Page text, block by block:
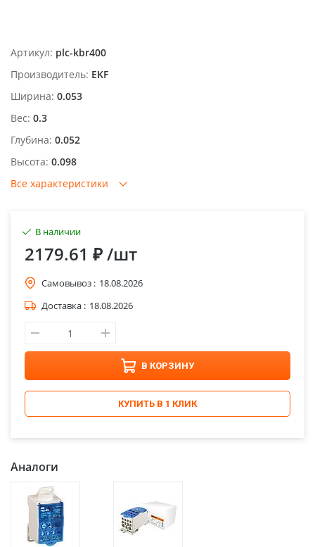
Артикул: plc-kbr400
Производитель: EKF
Ширина: 0.053
Вес: 0.3
Глубина: 0.052
Высота: 0.098
Все характеристики
В наличии
2179.61 ₽/шт
Самовывоз : 18.08.2026
Доставка : 18.08.2026
В КОРЗИНУ
КУПИТЬ В 1 КЛИК
Аналоги